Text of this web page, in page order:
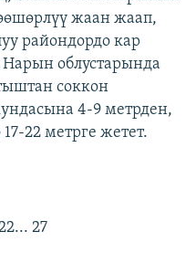
жаан жаап,
райондордо кар
облустарында
соккон
4-9 метрден,
22 метрге жетет.
27